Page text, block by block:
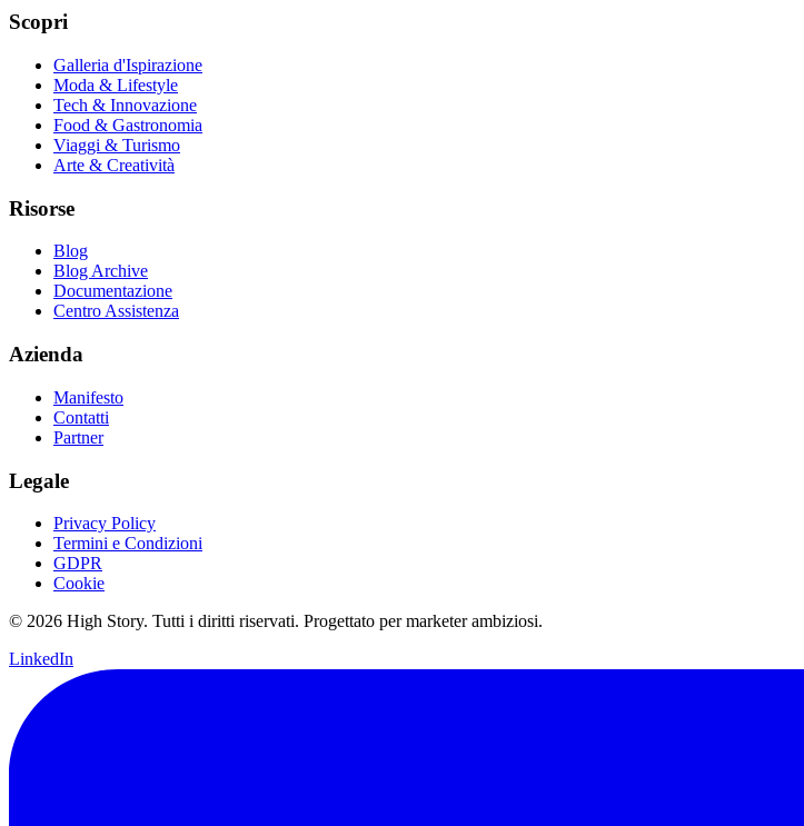
Scopri
Galleria d'Ispirazione
Moda & Lifestyle
Tech & Innovazione
Food & Gastronomia
Viaggi & Turismo
Arte & Creatività
Risorse
Blog
Blog Archive
Documentazione
Centro Assistenza
Azienda
Manifesto
Contatti
Partner
Legale
Privacy Policy
Termini e Condizioni
GDPR
Cookie
© 2026 High Story. Tutti i diritti riservati. Progettato per marketer ambiziosi.
LinkedIn